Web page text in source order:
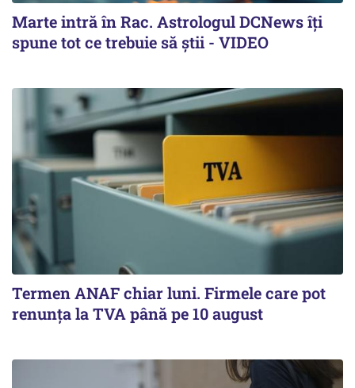
Marte intră în Rac. Astrologul DCNews îți
spune tot ce trebuie să știi - VIDEO
Termen ANAF chiar luni. Firmele care pot
renunța la TVA până pe 10 august